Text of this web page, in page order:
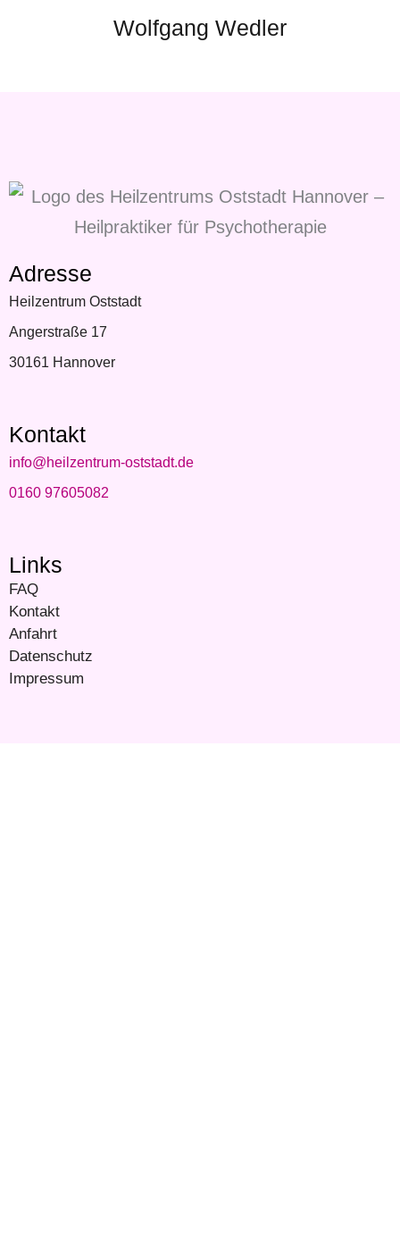
Wolfgang Wedler
Adresse
Heilzentrum Oststadt
Angerstraße 17
30161 Hannover
Kontakt
info@heilzentrum-oststadt.de
0160 97605082
Links
FAQ
Kontakt
Anfahrt
Datenschutz
Impressum